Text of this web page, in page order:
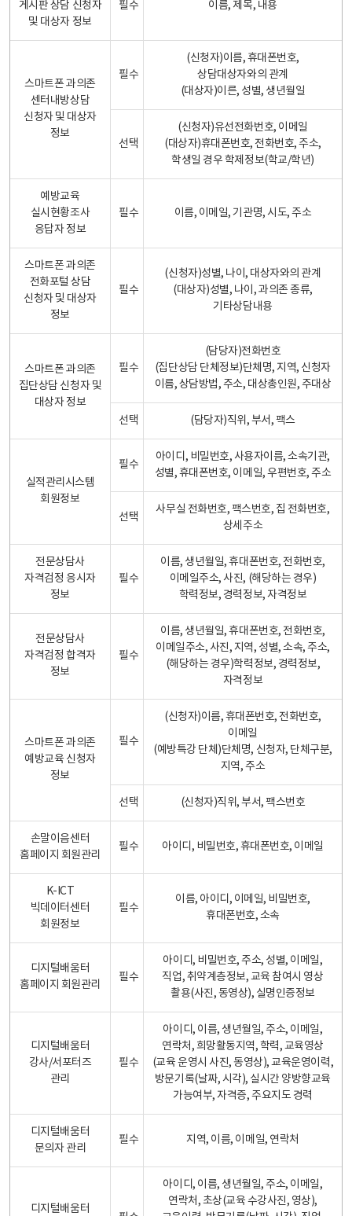
게시판 상담 신청자
및 대상자 정보
필수 이름, 제목, 내용
스마트폰 과의존
센터내방상담
신청자 및 대상자
정보
필수
(신청자)이름, 휴대폰번호,
상담대상자와의 관계
(대상자)이른, 성별, 생년월일
선택
(신청자)유선전화번호, 이메일
(대상자)휴대폰번호, 전화번호, 주소,
학생일 경우 학제정보(학교/학년)
예방교육
실시현황조사
응답자 정보
필수 이름, 이메일, 기관명, 시도, 주소
스마트폰 과의존
전화포털 상담
신청자 및 대상자
정보
필수
(신청자)성별, 나이, 대상자와의 관계
(대상자)성별, 나이, 과의존 종류,
기타상담내용
스마트폰 과의존
집단상담 신청자 및
대상자 정보
필수
(담당자)전화번호
(집단상담 단체정보)단체명, 지역, 신청자
이름, 상담방법, 주소, 대상총인원, 주대상
선택 (담당자)직위, 부서, 팩스
실적관리시스템
회원정보
필수
아이디, 비밀번호, 사용자이름, 소속기관,
성별, 휴대폰번호, 이메일, 우편번호, 주소
선택
사무실 전화번호, 팩스번호, 집 전화번호,
상세주소
전문상담사
자격검정 응시자
정보
필수
이름, 생년월일, 휴대폰번호, 전화번호,
이메일주소, 사진, (해당하는 경우)
학력정보, 경력정보, 자격정보
전문상담사
자격검정 합격자
정보
필수
이름, 생년월일, 휴대폰번호, 전화번호,
이메일주소, 사진, 지역, 성별, 소속, 주소,
(해당하는 경우)학력정보, 경력정보,
자격정보
스마트폰 과의존
예방교육 신청자
정보
필수
(신청자)이름, 휴대폰번호, 전화번호,
이메일
(예방특강 단체)단체명, 신청자, 단체구분,
지역, 주소
선택 (신청자)직위, 부서, 팩스번호
손말이음센터
홈페이지 회원관리
필수 아이디, 비밀번호, 휴대폰번호, 이메일
K-ICT
빅데이터센터
회원정보
필수
이름, 아이디, 이메일, 비밀번호,
휴대폰번호, 소속
디지털배움터
홈페이지 회원관리
필수
아이디, 비밀번호, 주소, 성별, 이메일,
직업, 취약계층정보, 교육 참여시 영상
촬용(사진, 동영상), 실명인증정보
디지털배움터
강사/서포터즈
관리
필수
아이디, 이름, 생년월일, 주소, 이메일,
연락처, 희망활동지역, 학력, 교육영상
(교육 운영시 사진, 동영상), 교육운영이력,
방문기록(날짜, 시각), 실시간 양방향교육
가능여부, 자격증, 주요지도 경력
디지털배움터
문의자 관리
필수 지역, 이름, 이메일, 연락처
디지털배움터
아이디, 이름, 생년월일, 주소, 이메일,
연락처, 초상(교육 수강사진, 영상),